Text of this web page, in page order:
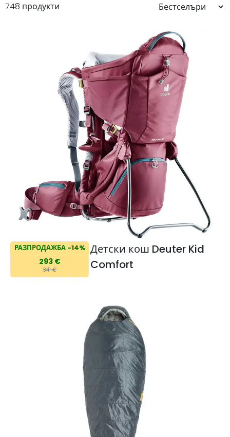
748 продукти
РАЗПРОДАЖБА -14%
293 €
341 €
Детски кош Deuter Kid
Comfort